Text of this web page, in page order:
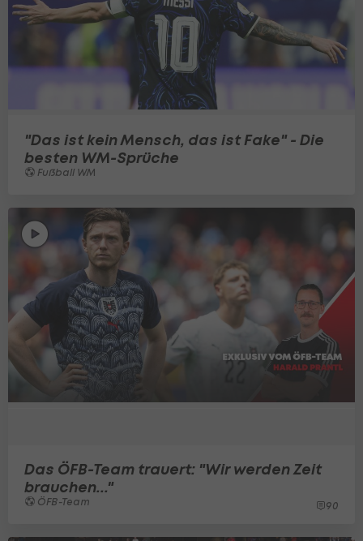
"Das ist kein Mensch, das ist Fake" - Die
besten WM-Sprüche
Fußball WM
Das ÖFB-Team trauert: "Wir werden Zeit
brauchen..."
ÖFB-Team 90